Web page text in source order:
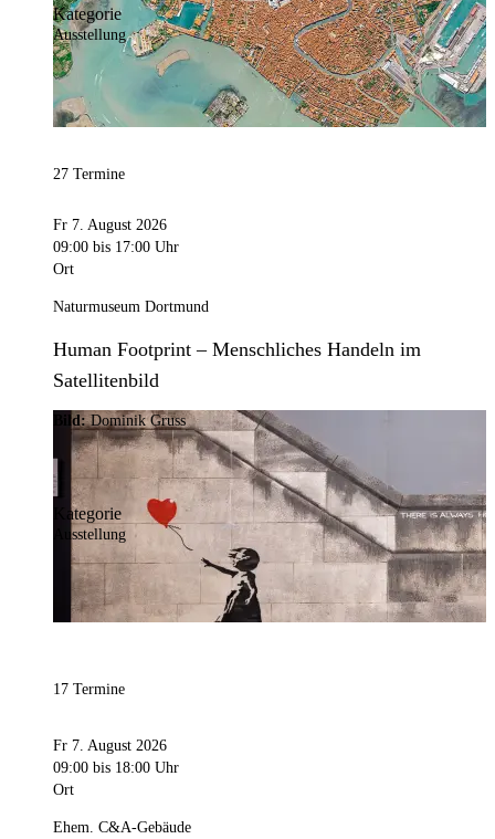
Kategorie
Ausstellung
27 Termine
Fr 7. August 2026
09:00 bis 17:00 Uhr
Ort
Naturmuseum Dortmund
Human Footprint – Menschliches Handeln im
Satellitenbild
Bild:Dominik Gruss
Kategorie
Ausstellung
17 Termine
Fr 7. August 2026
09:00 bis 18:00 Uhr
Ort
Ehem. C&A-Gebäude